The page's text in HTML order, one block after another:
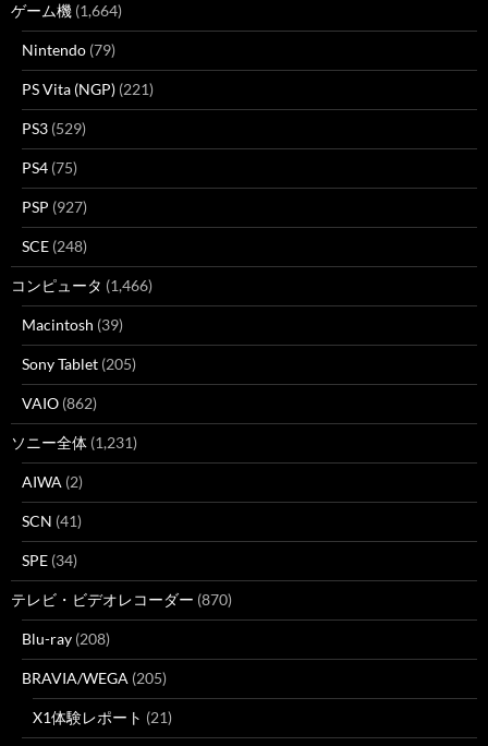
ゲーム機 (1,664)
Nintendo (79)
PS Vita (NGP) (221)
PS3 (529)
PS4 (75)
PSP (927)
SCE (248)
コンピュータ (1,466)
Macintosh (39)
Sony Tablet (205)
VAIO (862)
ソニー全体 (1,231)
AIWA (2)
SCN (41)
SPE (34)
テレビ・ビデオレコーダー (870)
Blu-ray (208)
BRAVIA/WEGA (205)
X1体験レポート (21)